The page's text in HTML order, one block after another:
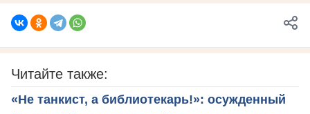
Читайте также:
«Не танкист, а библиотекарь!»: осужденный